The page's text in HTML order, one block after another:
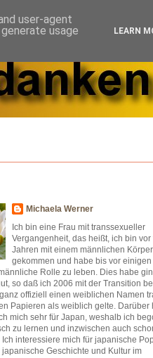
Michaela Werner
Ich bin eine Frau mit transsexueller
Vergangenheit, das heißt, ich bin vor
Jahren mit einem männlichen
gekommen und habe bis vor einigen
Rolle zu leben. Dies habe
so daß ich 2006 mit der Transition
offiziell einen weiblichen Namen
Papieren als weiblich gelte. Darüber
mich sehr für Japan, weshalb ich
zu lernen und inzwischen auch
interessiere mich für japanische
Geschichte und Kultur im
user-agent
usage
LEARN